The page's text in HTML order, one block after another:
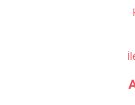
Önder Kaçar | 20/05/2026